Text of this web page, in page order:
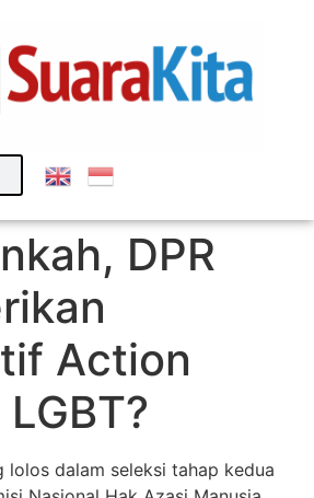
DPR
Action
lolos dalam seleksi tahap kedua